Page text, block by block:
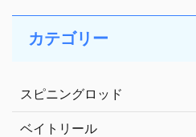
カテゴリー
スピニングロッド
ベイトリール